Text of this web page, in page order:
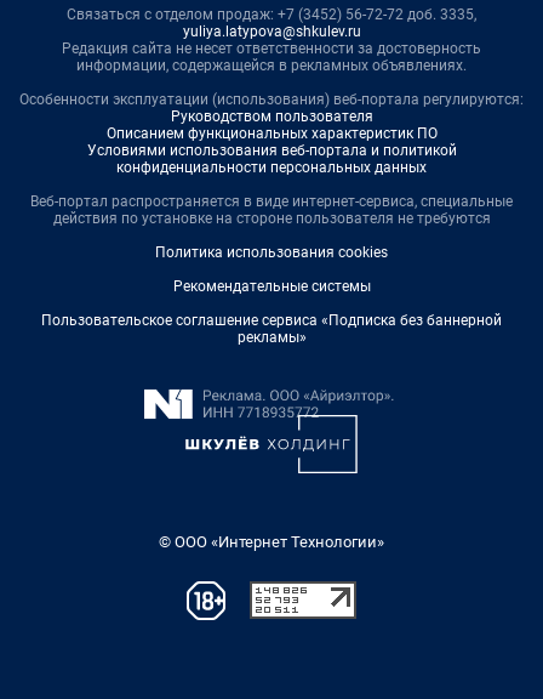
Связаться с отделом продаж: +7 (3452) 56-72-72 доб. 3335,
yuliya.latypova@shkulev.ru
Редакция сайта не несет ответственности за достоверность
информации, содержащейся в рекламных объявлениях.
Особенности эксплуатации (использования) веб-портала регулируются:
Руководством пользователя
Описанием функциональных характеристик ПО
Условиями использования веб-портала и политикой
конфиденциальности персональных данных
Веб-портал распространяется в виде интернет-сервиса, специальные
действия по установке на стороне пользователя не требуются
Политика использования cookies
Рекомендательные системы
Пользовательское соглашение сервиса «Подписка без баннерной
рекламы»
© ООО «Интернет Технологии»